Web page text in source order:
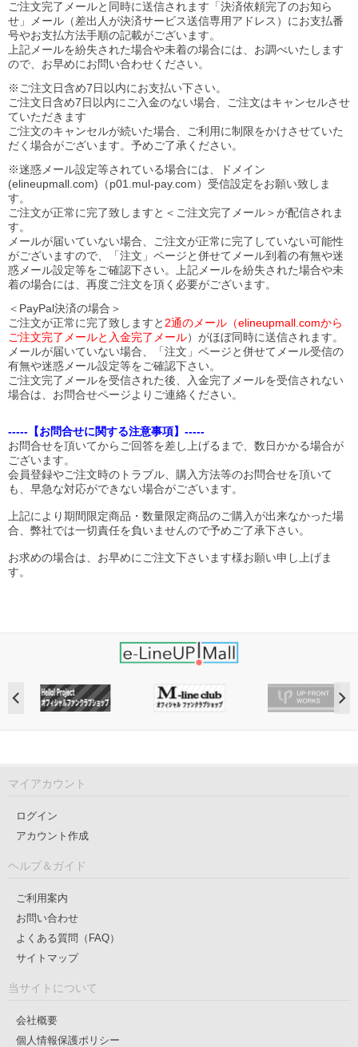
ご注文完了メールと同時に送信されます「決済依頼完了のお知ら
せ」メール（差出人が決済サービス送信専用アドレス）にお支払番
号やお支払方法手順の記載がございます。
上記メールを紛失された場合や未着の場合には、お調べいたします
ので、お早めにお問い合わせください。
※ご注文日含め7日以内にお支払い下さい。
ご注文日含め7日以内にご入金のない場合、ご注文はキャンセルさせ
ていただきます
ご注文のキャンセルが続いた場合、ご利用に制限をかけさせていた
だく場合がございます。予めご了承ください。
※迷惑メール設定等されている場合には、ドメイン
(elineupmall.com)（p01.mul-pay.com）受信設定をお願い致しま
す。
ご注文が正常に完了致しますと＜ご注文完了メール＞が配信されま
す。
メールが届いていない場合、ご注文が正常に完了していない可能性
がございますので、「注文」ページと併せてメール到着の有無や迷
惑メール設定等をご確認下さい。
上記メールを紛失された場合や未
着の場合には、再度ご注文を頂く必要がございます。
＜PayPal決済の場合＞
ご注文が正常に完了致しますと 2通のメール（elineupmall.comから
ご注文完了メールと入金完了メール）がほぼ同時に送信されます。
メールが届いていない場合、「注文」ページと併せてメール受信の
有無や迷惑メール設定等をご確認下さい。
ご注文完了メールを受信された後、入金完了メールを受信されない
場合は、お問合せページよりご連絡ください。
-----【お問合せに関する注意事項】-----
お問合せを頂いてからご回答を差し上げるまで、数日かかる場合が
ございます。
会員登録やご注文時のトラブル、購入方法等のお問合せを頂いて
も、早急な対応ができない場合がございます。
上記により期間限定商品・数量限定商品のご購入が出来なかった場
合、弊社では一切責任を負いませんので予めご了承下さい。
お求めの場合は、お早めにご注文下さいます様お願い申し上げま
す。
マイアカウント
ログイン
アカウント作成
ヘルプ＆ガイド
ご利用案内
お問い合わせ
よくある質問（FAQ）
サイトマップ
当サイトについて
会社概要
個人情報保護ポリシー